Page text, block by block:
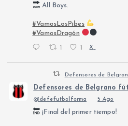
All Boys.
#VamosLosPibes
#VamosDragón
1 1 X
Defensores de
Defensores de Belgrano
@defefutbolforma · 5 Ago
¡Final del primer tiempo!